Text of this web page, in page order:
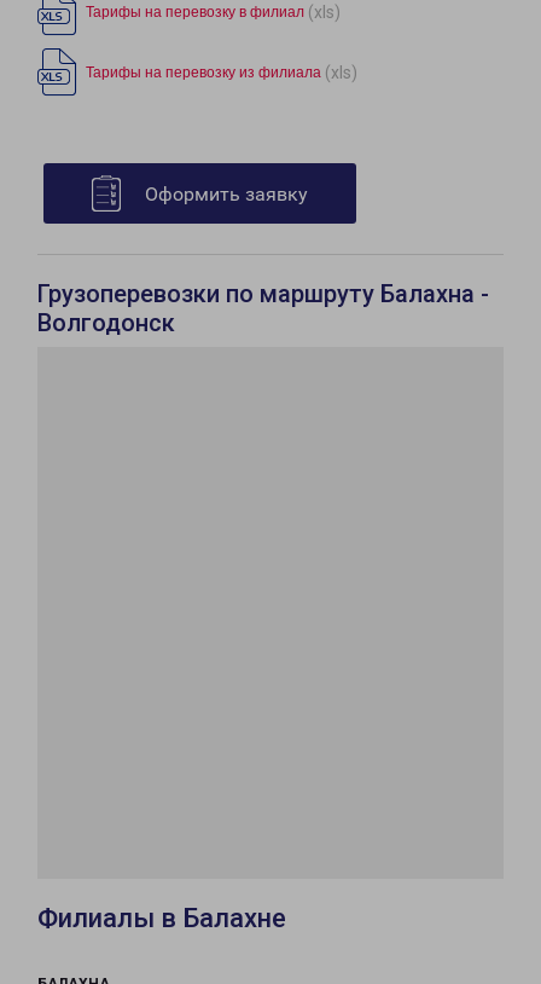
Тарифы на перевозку в филиал (xls)
Тарифы на перевозку из филиала (xls)
Оформить заявку
Грузоперевозки по маршруту Балахна -
Волгодонск
Филиалы в Балахне